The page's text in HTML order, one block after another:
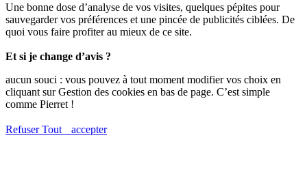
Une bonne dose d’analyse de vos visites, quelques pépites pour
sauvegarder vos préférences et une pincée de publicités ciblées. De
quoi vous faire profiter au mieux de ce site.
Et si je change d’avis ?
aucun souci : vous pouvez à tout moment modifier vos choix en
cliquant sur Gestion des cookies en bas de page. C’est simple
comme Pierret !
RefuserTout accepter